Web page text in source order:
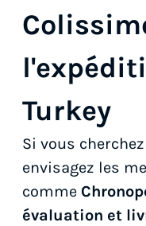
Turkey
Si vous
envisagez les
comme
évaluation et